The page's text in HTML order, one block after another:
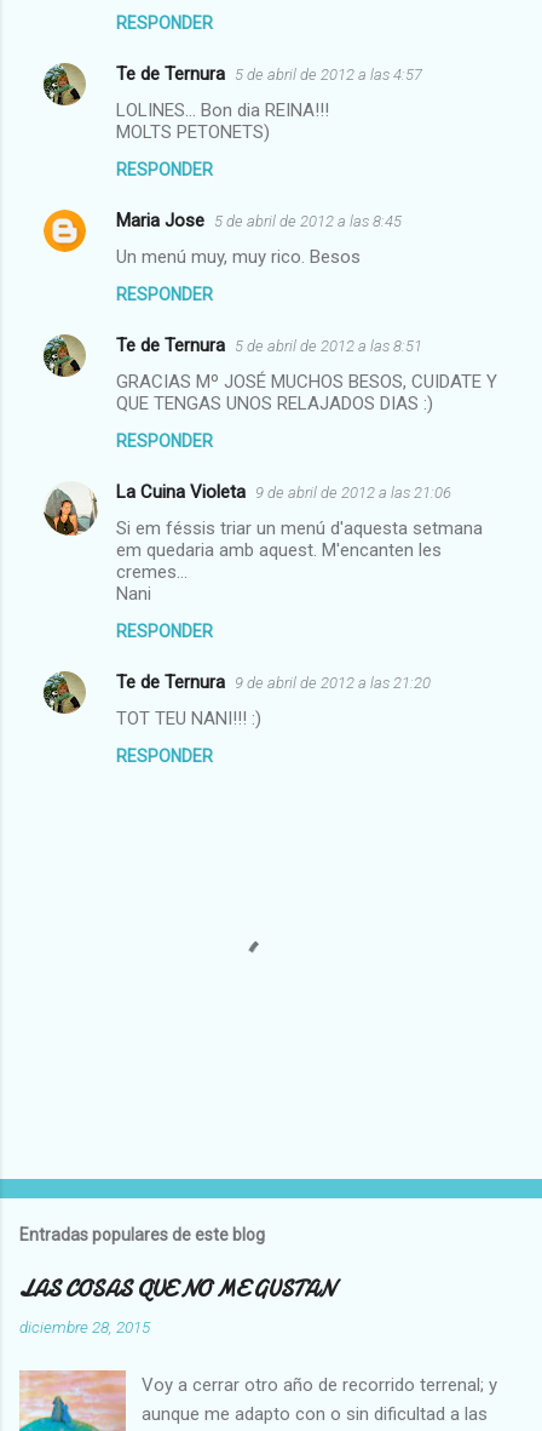
RESPONDER
Te de Ternura 5 de abril de 2012 a las 4:57
LOLINES... Bon dia REINA!!!
MOLTS PETONETS)
RESPONDER
Maria Jose 5 de abril de 2012 a las 8:45
Un menú muy, muy rico. Besos
RESPONDER
Te de Ternura 5 de abril de 2012 a las 8:51
GRACIAS Mº JOSÉ MUCHOS BESOS, CUIDATE Y
QUE TENGAS UNOS RELAJADOS DIAS :)
RESPONDER
La Cuina Violeta 9 de abril de 2012 a las 21:06
Si em féssis triar un menú d'aquesta setmana
em quedaria amb aquest. M'encanten les
cremes...
Nani
RESPONDER
Te de Ternura 9 de abril de 2012 a las 21:20
TOT TEU NANI!!! :)
RESPONDER
l
c
a
r
n
c
o
Entradas populares de este blog
LAS COSAS QUE NO ME GUSTAN
diciembre 28, 2015
Voy a cerrar otro año de recorrido terrenal; y
aunque me adapto con o sin dificultad a las